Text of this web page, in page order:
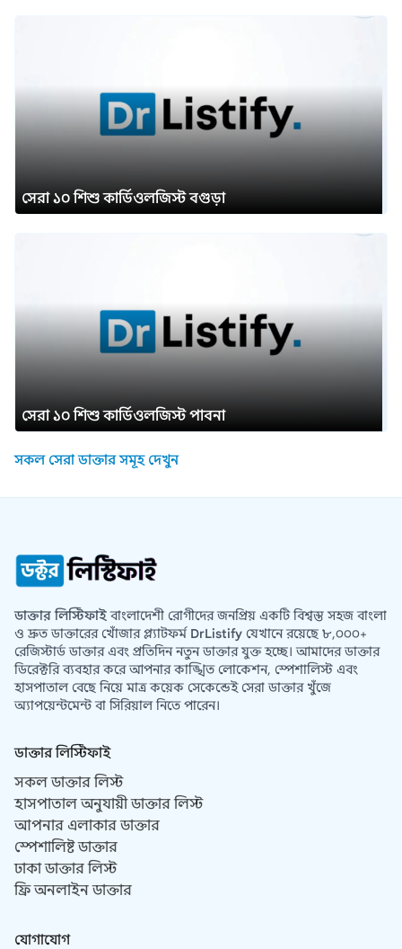
সেরা ১০ শিশু কার্ডিওলজিস্ট বগুড়া
সেরা ১০ শিশু কার্ডিওলজিস্ট পাবনা
সকল সেরা ডাক্তার সমূহ দেখুন
ডাক্তার লিস্টিফাইবাংলাদেশী রোগীদের জনপ্রিয় একটি বিশ্বস্ত সহজ বাংলা
ও দ্রুত ডাক্তারের খোঁজার প্ল্যাটফর্ম DrListify যেখানে রয়েছে ৮,০০০+
রেজিস্টার্ড ডাক্তার এবং প্রতিদিন নতুন ডাক্তার যুক্ত হচ্ছে। আমাদের ডাক্তার
ডিরেক্টরি ব্যবহার করে আপনার কাঙ্খিত লোকেশন, স্পেশালিস্ট এবং
হাসপাতাল বেছে নিয়ে মাত্র কয়েক সেকেন্ডেই সেরা ডাক্তার খুঁজে
অ্যাপয়েন্টমেন্ট বা সিরিয়াল নিতে পারেন।
ডাক্তার লিস্টিফাই
সকল ডাক্তার লিস্ট
হাসপাতাল অনুযায়ী ডাক্তার লিস্ট
আপনার এলাকার ডাক্তার
স্পেশালিষ্ট ডাক্তার
ঢাকা ডাক্তার লিস্ট
ফ্রি অনলাইন ডাক্তার
যোগাযোগ